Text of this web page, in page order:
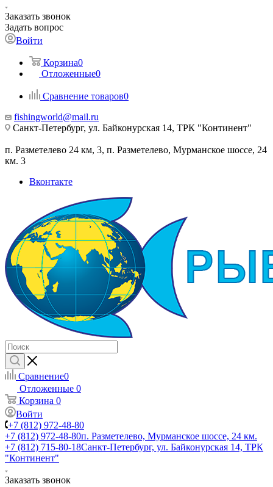
Заказать звонок
Задать вопрос
Войти
Корзина0
Отложенные0
Сравнение товаров0
fishingworld@mail.ru
Санкт-Петербург, ул. Байконурская 14, ТРК "Континент"
п. Разметелево 24 км, 3, п. Разметелево, Мурманское шоссе, 24
км. 3
Вконтакте
Сравнение0
Отложенные 0
Корзина 0
Войти
+7 (812) 972-48-80
+7 (812) 972-48-80п. Разметелево, Мурманское шоссе, 24 км.
+7 (812) 715-80-18Санкт-Петербург, ул. Байконурская 14, ТРК
"Континент"
Заказать звонок